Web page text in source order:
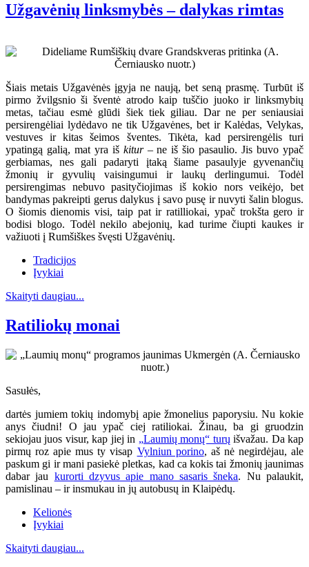
Užgavėnių linksmybės – dalykas rimtas
Šiais metais Užgavėnės įgyja ne naują, bet seną prasmę. Turbūt iš
pirmo žvilgsnio ši šventė atrodo kaip tuščio juoko ir linksmybių
metas, tačiau esmė glūdi šiek tiek giliau. Dar ne per seniausiai
persirengėliai lydėdavo ne tik Užgavėnes, bet ir Kalėdas, Velykas,
vestuves ir kitas šeimos šventes. Tikėta, kad persirengėlis turi
ypatingą galią, mat yra iš kitur– ne iš šio pasaulio. Jis buvo ypač
gerbiamas, nes gali padaryti įtaką šiame pasaulyje gyvenančių
žmonių ir gyvulių vaisingumui ir laukų derlingumui. Todėl
persirengimas nebuvo pasityčiojimas iš kokio nors veikėjo, bet
bandymas pakreipti gerus dalykus į savo pusę ir nuvyti šalin blogus.
O šiomis dienomis visi, taip pat ir ratilliokai, ypač trokšta gero ir
bodisi blogo. Todėl nekilo abejonių, kad turime čiupti kaukes ir
važiuoti į Rumšiškes švęsti Užgavėnių.
Tradicijos
Įvykiai
Skaityti daugiau...
Ratiliokų monai
Sasułės,
dartės jumiem tokių indomybį apie žmonelius paporysiu. Nu kokie
anys čiudni! O jau ypač ciej ratiliokai. Žinau, ba gi gruodzin
sekiojau juos visur, kap jiej in „Laumių monų“ turų išvažau. Da kap
pirmų roz apie mus ty visap Vylniun porino, aš nė negirdėjau, ale
paskum gi ir mani pasiekė pletkas, kad ca kokis tai žmonių jaunimas
dabar jau kurorti dzyvus apie mano sasaris šneka. Nu palaukit,
pamislinau – ir insmukau in jų autobusų in Klaipėdų.
Kelionės
Įvykiai
Skaityti daugiau...